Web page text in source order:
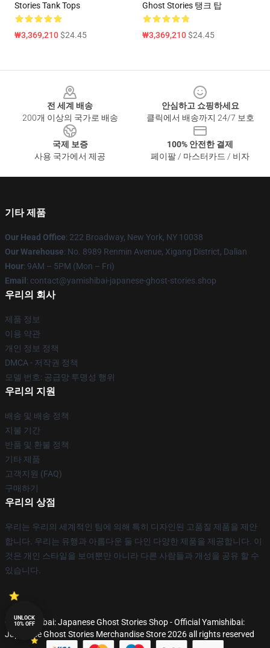
Stories Tank Tops
₩3,369,210$24.45
Ghost Stories 탱크 탑
₩3,369,210$24.45
전 세계 배송
200개 이상의 국가로 배송
안심하고 쇼핑하세요
클릭에서 배송까지 24/7 보호
국제 보증
사용 국가에서 제공
100% 안전한 결제
페이팔 / 마스터카드 / 비자
기타 제품
Our Head Office: 222 Broadway, New York, NY 10038
Our Warehouse: No. 8989 Renmin Avenue, Xigang District, Dalian
Hour: 9AM – 5PM (Mon – Fri)
Email : contact@yamishibai-japanese-ghost-stories.shop
우리의 회사
제품 정보
이용 약관
개인 정보 정책
DMCA - 저작권 정책
모델 번호: 공급망 투명성 행위
우리의 지원
배송 및 배송 정책
지불 기간
반품 및 환불 정책
기타 제품
고객지원 (FAQ)
구매하기
우리의 상점
우리는 우리의 세계적인 팀에 의해 특히 디자인된 고품질 제품을 제안
합니다. 우리는 유행과 아름다운 둘 다인 다양한 제품을 제공합니다. 이
것은 개인 스타일을 보여뿐만 아니라 다른 사람들과 개성을 공유 할 수
있습니다.
© Yamishibai: Japanese Ghost Stories Shop - Official Yamishibai:
Japanese Ghost Stories Merchandise Store 2026 all rights reserved
UNLOCK
10% OFF